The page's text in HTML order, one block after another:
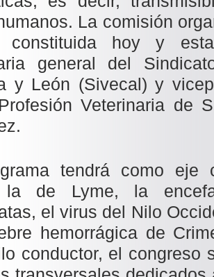
La comisión
constituida hoy y
general del
y León (Sivecal) y
Veterinaria de
tendrá como eje
la de Lyme, la
el virus del Nilo
hemorrágica de
conductor, el congreso